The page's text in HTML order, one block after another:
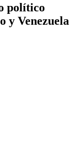
político
y Venezuela